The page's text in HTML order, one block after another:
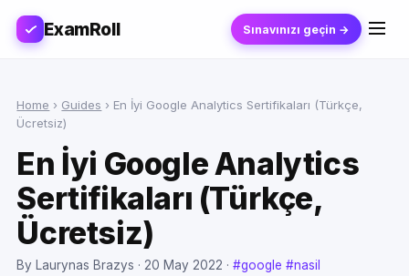
ExamRoll Sınavınızı geçin →
Home › Guides › En İyi Google Analytics Sertifikaları (Türkçe,
Ücretsiz)
En İyi Google Analytics
Sertifikaları (Türkçe,
Ücretsiz)
By Laurynas Brazys ·20 May 2022 ·#google #nasil